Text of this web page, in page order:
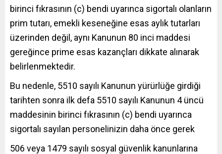
birinci fıkrasının (c) bendi uyarınca sigortalı olanların
prim tutarı, emekli keseneğine esas aylık tutarları
üzerinden değil, aynı Kanunun 80 inci maddesi
gereğince prime esas kazançları dikkate alınarak
belirlenmektedir.
Bu nedenle, 5510 sayılı Kanunun yürürlüğe girdiği
tarihten sonra ilk defa 5510 sayılı Kanunun 4 üncü
maddesinin birinci fıkrasının (c) bendi uyarınca
sigortalı sayılan personelinizin daha önce gerek
506 veya 1479 sayılı sosyal güvenlik kanunlarına